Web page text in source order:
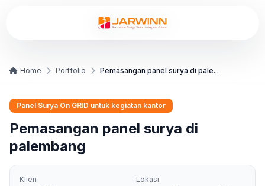
Home Portfolio Pemasangan panel surya di pale...
Panel Surya On GRID untuk kegiatan kantor
Pemasangan panel surya di
palembang
Klien
Lokasi